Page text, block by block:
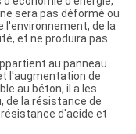
sera pas déformé ou
l'environnement, de la
et ne produira pas
au panneau
l'augmentation de
au béton, il a les
de la résistance de
d'acide et